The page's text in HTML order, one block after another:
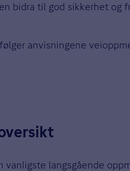
bidra til god sikkerhet og
anvisningene
langsgående